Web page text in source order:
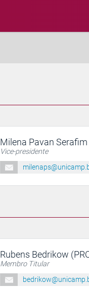
Milena Pavan Serafim
Vice-presidente
Rubens Bedrikow
Membro Titular